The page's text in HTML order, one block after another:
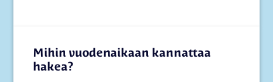
Mihin vuodenaikaan kannattaa
hakea?